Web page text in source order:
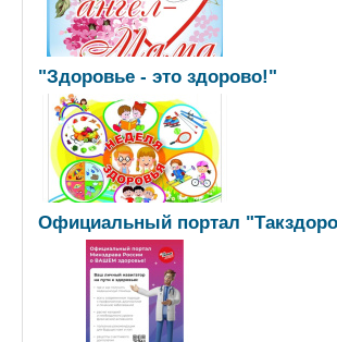
"Здоровье - это здорово!"
Официальный портал